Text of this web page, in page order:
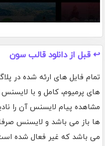
↩️ قبل از دانلود قالب سون
تمام فایل های ارئه شده در
های پرمیوم، کامل و با
مشاهده پیام لایسنس آن را
ها باز می باشد و لایسنس
می باشد که غیر فعال شده